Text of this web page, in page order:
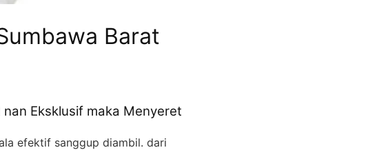
Barat
Eksklusif maka Menyeret
efektif sanggup diambil. dari